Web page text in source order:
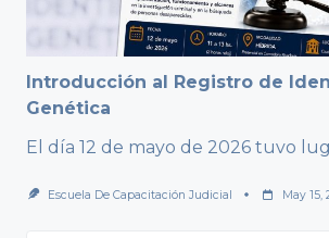
Introducción al Registro de
Genética
El día 12 de mayo de 2026 tuvo
Escuela De Capacitación Judicial May 15,